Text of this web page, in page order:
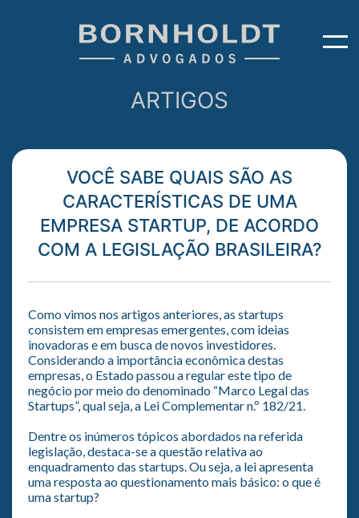
ARTIGOS
VOCÊ SABE QUAIS SÃO AS
CARACTERÍSTICAS DE UMA
EMPRESA STARTUP, DE ACORDO
COM A LEGISLAÇÃO BRASILEIRA?
Como vimos nos artigos anteriores, as startups
consistem em empresas emergentes, com ideias
inovadoras e em busca de novos investidores.
Considerando a importância econômica destas
empresas, o Estado passou a regular este tipo de
negócio por meio do denominado “Marco Legal das
Startups”, qual seja, a Lei Complementar n.º 182/21.
Dentre os inúmeros tópicos abordados na referida
legislação, destaca-se a questão relativa ao
enquadramento das startups. Ou seja, a lei apresenta
uma resposta ao questionamento mais básico: o que é
uma startup?